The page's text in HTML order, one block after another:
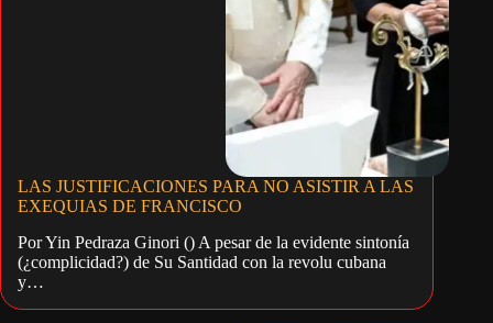
LAS JUSTIFICACIONES PARA NO ASISTIR A LAS
EXEQUIAS DE FRANCISCO
Por Yin Pedraza Ginori () A pesar de la evidente sintonía
(¿complicidad?) de Su Santidad con la revolu cubana
y…